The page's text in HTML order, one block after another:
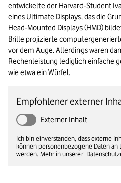
entwickelte der Harvard-Student
eines Ultimate Displays, das die
Head-Mounted Displays (HMD)
Brille projizierte
vor dem Auge. Allerdings waren
Rechenleistung lediglich einfache
wie etwa ein Würfel.
Empfohlener externer
Externer Inhalt
Ich bin einverstanden, dass externe
können personenbezogene Daten
werden. Mehr in unserer